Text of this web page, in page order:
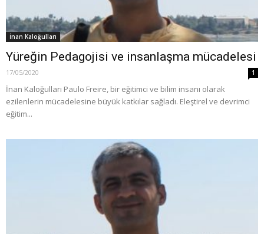
İnan Kaloğulları
Yüreğin Pedagojisi ve insanlaşma mücadelesi
17/05/2020 1
İnan Kaloğulları Paulo Freire, bir eğitimci ve bilim insanı olarak
ezilenlerin mücadelesine büyük katkılar sağladı. Eleştirel ve devrimci
eğitim...